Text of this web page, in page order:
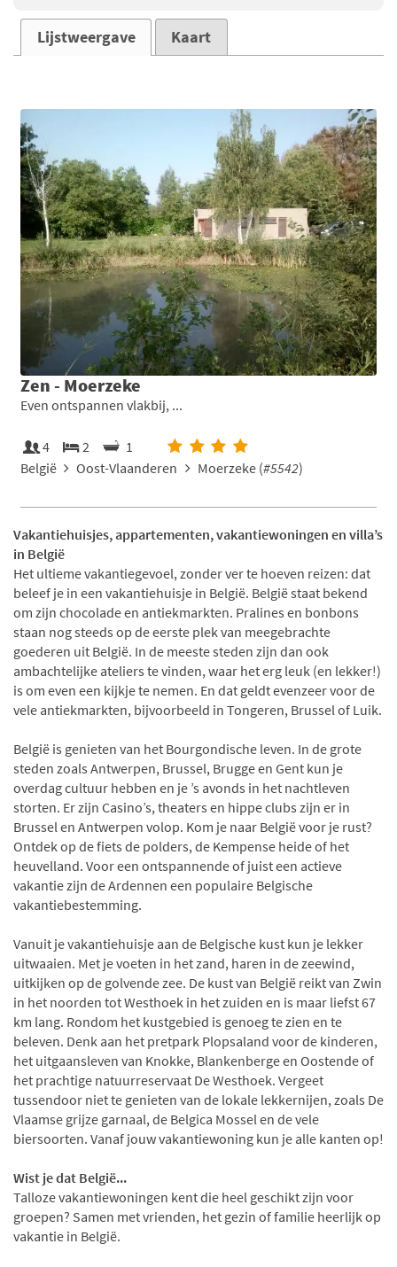
Lijstweergave Kaart
Zen - Moerzeke
Even ontspannen vlakbij, ...
4 2
1
België
Oost-Vlaanderen Moerzeke (#5542)
Vakantiehuisjes, appartementen, vakantiewoningen en villa’s
in België
Het ultieme vakantiegevoel, zonder ver te hoeven reizen: dat
beleef je in een vakantiehuisje in België. België staat bekend
om zijn chocolade en antiekmarkten. Pralines en bonbons
staan nog steeds op de eerste plek van meegebrachte
goederen uit België. In de meeste steden zijn dan ook
ambachtelijke ateliers te vinden, waar het erg leuk (en lekker!)
is om even een kijkje te nemen. En dat geldt evenzeer voor de
vele antiekmarkten, bijvoorbeeld in Tongeren, Brussel of Luik.
België is genieten van het Bourgondische leven. In de grote
steden zoals Antwerpen, Brussel, Brugge en Gent kun je
overdag cultuur hebben en je ’s avonds in het nachtleven
storten. Er zijn Casino’s, theaters en hippe clubs zijn er in
Brussel en Antwerpen volop. Kom je naar België voor je rust?
Ontdek op de fiets de polders, de Kempense heide of het
heuvelland. Voor een ontspannende of juist een actieve
vakantie zijn de Ardennen een populaire Belgische
vakantiebestemming.
Vanuit je vakantiehuisje aan de Belgische kust kun je lekker
uitwaaien. Met je voeten in het zand, haren in de zeewind,
uitkijken op de golvende zee. De kust van België reikt van Zwin
in het noorden tot Westhoek in het zuiden en is maar liefst 67
km lang. Rondom het kustgebied is genoeg te zien en te
beleven. Denk aan het pretpark Plopsaland voor de kinderen,
het uitgaansleven van Knokke, Blankenberge en Oostende of
het prachtige natuurreservaat De Westhoek. Vergeet
tussendoor niet te genieten van de lokale lekkernijen, zoals De
Vlaamse grijze garnaal, de Belgica Mossel en de vele
biersoorten. Vanaf jouw vakantiewoning kun je alle kanten op!
Wist je dat België...
Talloze vakantiewoningen kent die heel geschikt zijn voor
groepen? Samen met vrienden, het gezin of familie heerlijk op
vakantie in België.